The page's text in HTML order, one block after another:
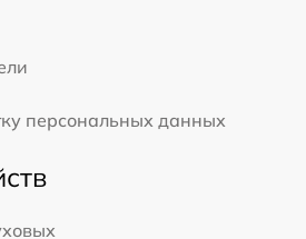
персональных данных